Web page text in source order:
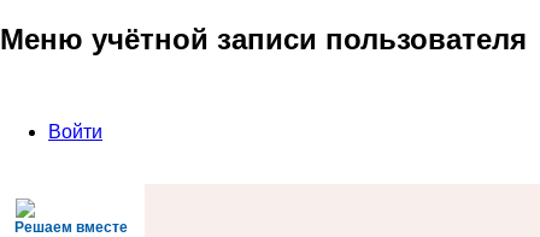
Меню учётной записи пользователя
Войти
Решаем вместе